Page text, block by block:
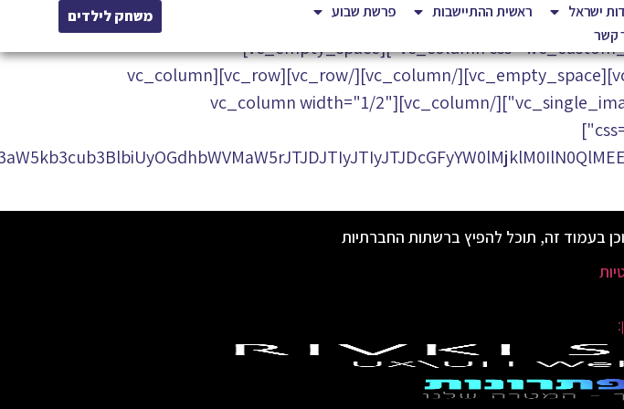
ישראל ראשית ההתיישבות
פרשת שבוע
קשר
משחק לילדים
[vc_row][vc_column css=".vc_custom_1542797763313{border-bottom-width: 20px !important;}"][vc_empty_space]
[/vc_column_text][vc_empty_space][/vc_column][/vc_row][vc_row][vc_column
width="1/2"][vc_single_image image="7516" img_size="full" alignment="center"][/vc_column][vc_column width="1/2"
css=".vc_custom_1542798237639{border-top-width: 30px !important;}"]
בעמוד זה, תוכל להפיץ ברשתות החברתיות